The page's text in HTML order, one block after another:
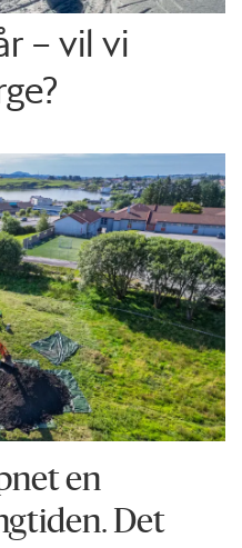
– vil vi
en
Det